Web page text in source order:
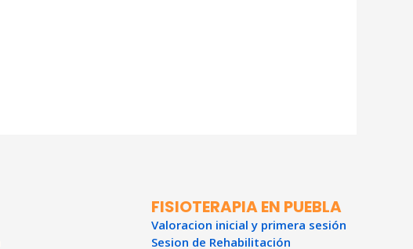
FISIOTERAPIA EN PUEBLA
Valoracion inicial y primera sesión
Sesion de Rehabilitación